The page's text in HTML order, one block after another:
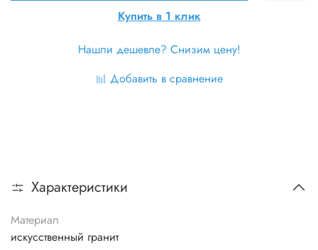
Купить в 1 клик
Нашли дешевле? Снизим цену!
Добавить в сравнение
Характеристики
Материал
искусственный гранит